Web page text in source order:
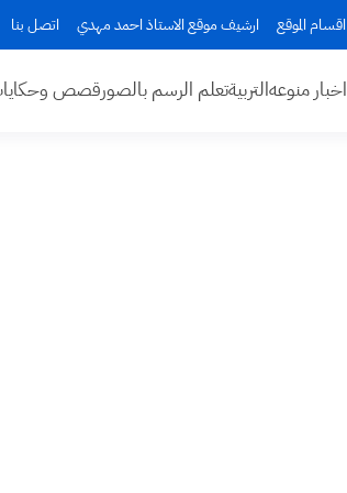
اقسام الموقع ارشيف موقع الاستاذ احمد مهدي اتصل بنا
اخبار منوعهالتربيةتعلم الرسم بالصورقصص